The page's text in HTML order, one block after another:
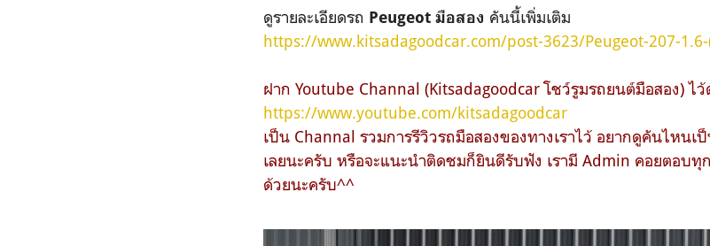
ดูรายละเอียดรถ Peugeot มือสอง คันนี้เพิ่มเติม
https://www.kitsadagoodcar.com/post-3623/Peugeot-207-
ฝาก Youtube Channal (Kitsadagoodcar โชว์รูมรถยนต์มือสอง) ไ
https://www.youtube.com/kitsadagoodcar
เป็น Channal รวมการรีวิวรถมือสองของทางเราไว้ อยากดูคันไหนเ
เลยนะครับ หรือจะแนะนำติดชมก็ยินดีรับฟัง เรามี Admin คอยตอบ
ด้วยนะครับ^^